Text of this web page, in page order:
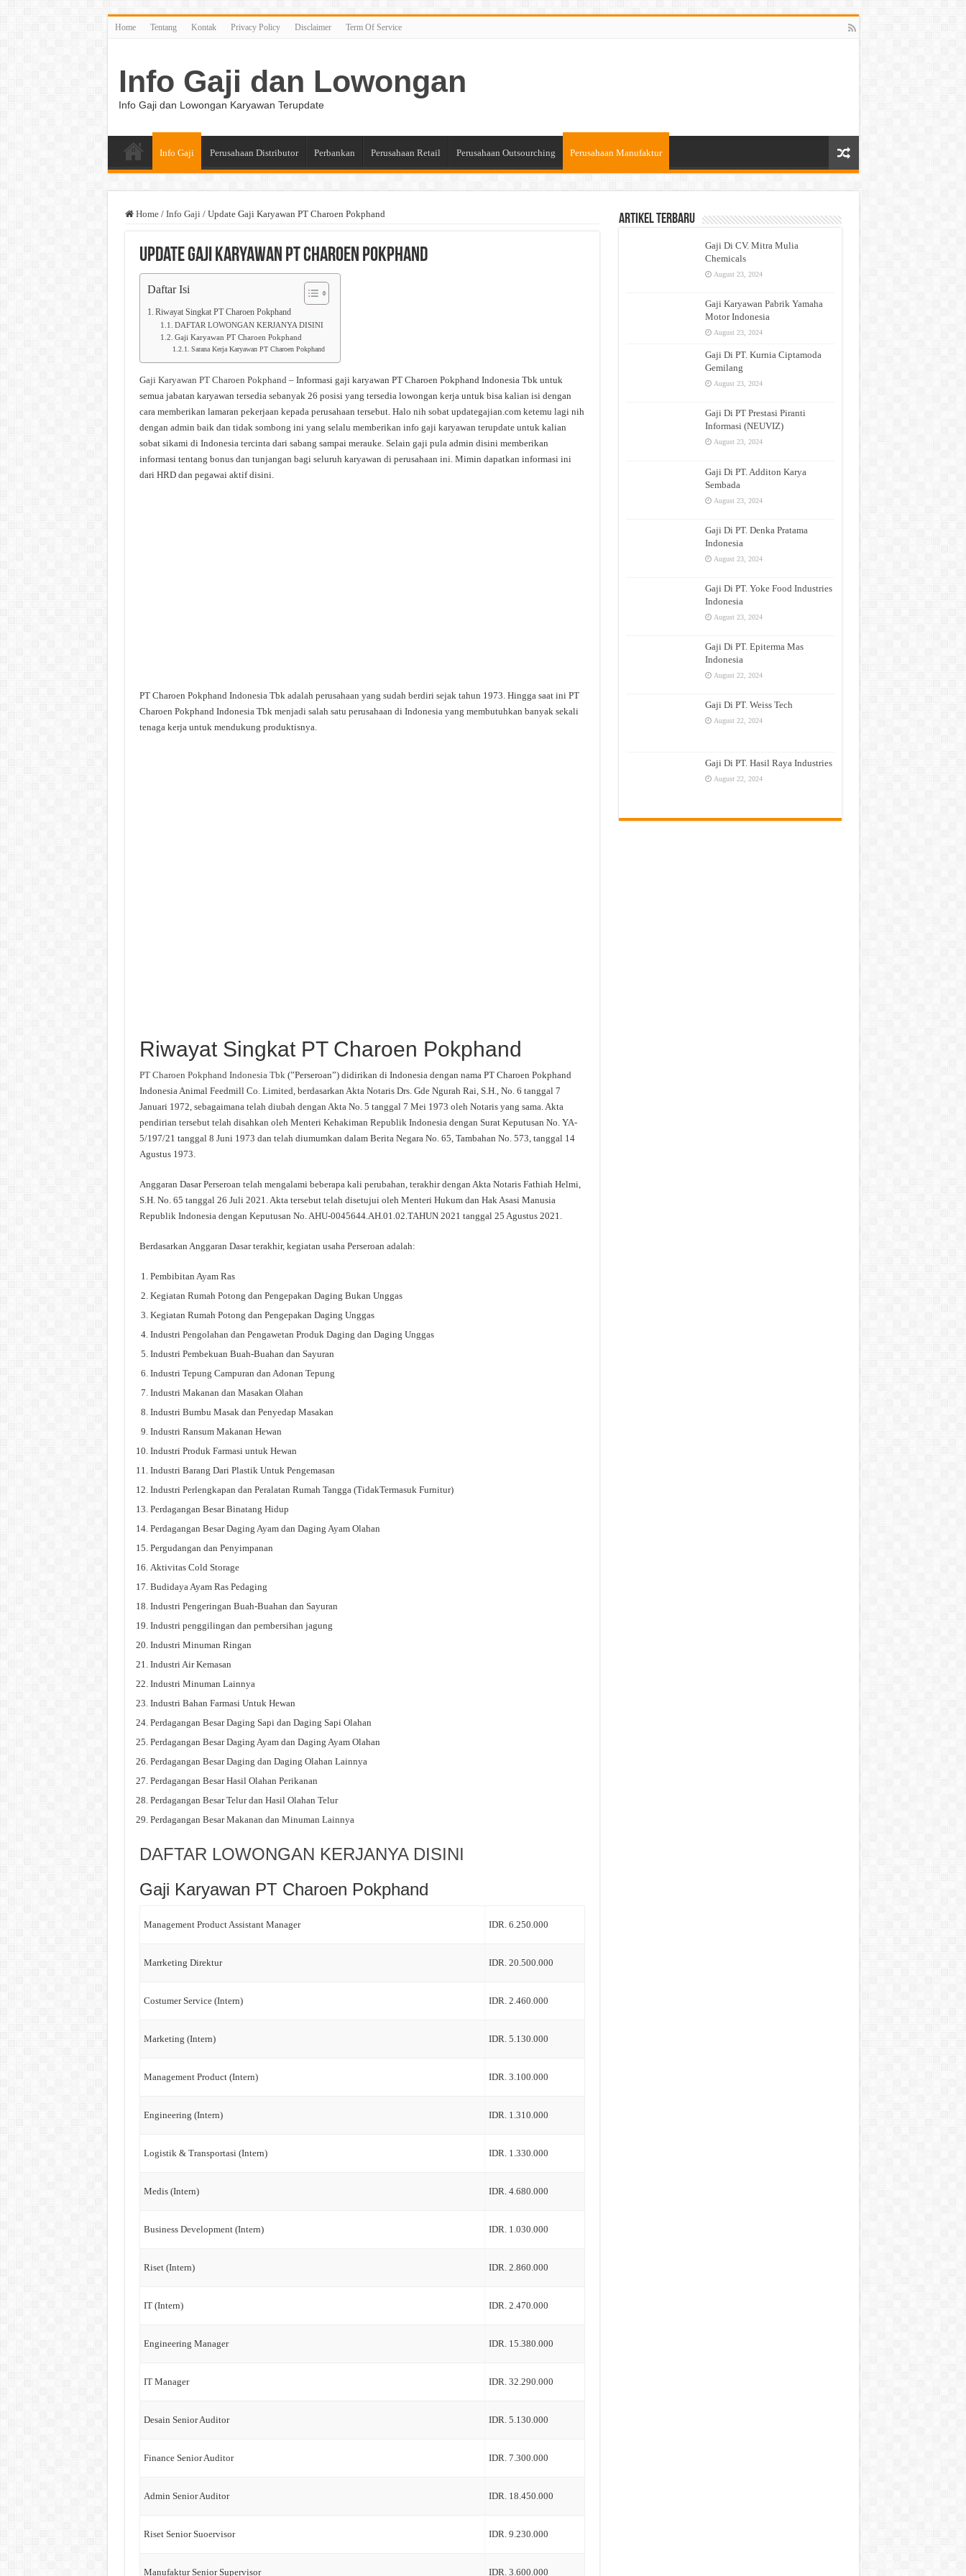
Home Tentang Kontak Privacy Policy Disclaimer Term Of Service
Info Gaji dan Lowongan
Info Gaji dan Lowongan Karyawan Terupdate
Info Gaji Perusahaan Distributor Perbankan Perusahaan Retail Perusahaan Outsourching Perusahaan Manufaktur
Home / Info Gaji / Update Gaji Karyawan PT Charoen Pokphand
Update Gaji Karyawan PT Charoen Pokphand
Daftar Isi
Riwayat Singkat PT Charoen Pokphand
DAFTAR LOWONGAN KERJANYA DISINI
Gaji Karyawan PT Charoen Pokphand
Sarana Kerja Karyawan PT Charoen Pokphand
Gaji Karyawan PT Charoen Pokphand– Informasi gaji karyawan PT Charoen Pokphand Indonesia Tbk untuk
semua jabatan karyawan tersedia sebanyak 26 posisi yang tersedia lowongan kerja untuk bisa kalian isi dengan
cara memberikan lamaran pekerjaan kepada perusahaan tersebut. Halo nih sobat updategajian.com ketemu lagi nih
dengan admin baik dan tidak sombong ini yang selalu memberikan info gaji karyawan terupdate untuk kalian
sobat sikami di Indonesia tercinta dari sabang sampai merauke. Selain gaji pula admin disini memberikan
informasi tentang bonus dan tunjangan bagi seluruh karyawan di perusahaan ini. Mimin dapatkan informasi ini
dari HRD dan pegawai aktif disini.
PT Charoen Pokphand Indonesia Tbk adalah perusahaan yang sudah berdiri sejak tahun 1973. Hingga saat ini PT
Charoen Pokphand Indonesia Tbk menjadi salah satu perusahaan di Indonesia yang membutuhkan banyak sekali
tenaga kerja untuk mendukung produktisnya.
Riwayat Singkat PT Charoen Pokphand
PT Charoen Pokphand Indonesia Tbk(”Perseroan”) didirikan di Indonesia dengan nama PT Charoen Pokphand
Indonesia Animal Feedmill Co. Limited, berdasarkan Akta Notaris Drs. Gde Ngurah Rai, S.H., No. 6 tanggal 7
Januari 1972, sebagaimana telah diubah dengan Akta No. 5 tanggal 7 Mei 1973 oleh Notaris yang sama. Akta
pendirian tersebut telah disahkan oleh Menteri Kehakiman Republik Indonesia dengan Surat Keputusan No. YA-
5/197/21 tanggal 8 Juni 1973 dan telah diumumkan dalam Berita Negara No. 65, Tambahan No. 573, tanggal 14
Agustus 1973.
Anggaran Dasar Perseroan telah mengalami beberapa kali perubahan, terakhir dengan Akta Notaris Fathiah Helmi,
S.H. No. 65 tanggal 26 Juli 2021. Akta tersebut telah disetujui oleh Menteri Hukum dan Hak Asasi Manusia
Republik Indonesia dengan Keputusan No. AHU-0045644.AH.01.02.TAHUN 2021 tanggal 25 Agustus 2021.
Berdasarkan Anggaran Dasar terakhir, kegiatan usaha Perseroan adalah:
Pembibitan Ayam Ras
Kegiatan Rumah Potong dan Pengepakan Daging Bukan Unggas
Kegiatan Rumah Potong dan Pengepakan Daging Unggas
Industri Pengolahan dan Pengawetan Produk Daging dan Daging Unggas
Industri Pembekuan Buah-Buahan dan Sayuran
Industri Tepung Campuran dan Adonan Tepung
Industri Makanan dan Masakan Olahan
Industri Bumbu Masak dan Penyedap Masakan
Industri Ransum Makanan Hewan
Industri Produk Farmasi untuk Hewan
Industri Barang Dari Plastik Untuk Pengemasan
Industri Perlengkapan dan Peralatan Rumah Tangga (TidakTermasuk Furnitur)
Perdagangan Besar Binatang Hidup
Perdagangan Besar Daging Ayam dan Daging Ayam Olahan
Pergudangan dan Penyimpanan
Aktivitas Cold Storage
Budidaya Ayam Ras Pedaging
Industri Pengeringan Buah-Buahan dan Sayuran
Industri penggilingan dan pembersihan jagung
Industri Minuman Ringan
Industri Air Kemasan
Industri Minuman Lainnya
Industri Bahan Farmasi Untuk Hewan
Perdagangan Besar Daging Sapi dan Daging Sapi Olahan
Perdagangan Besar Daging Ayam dan Daging Ayam Olahan
Perdagangan Besar Daging dan Daging Olahan Lainnya
Perdagangan Besar Hasil Olahan Perikanan
Perdagangan Besar Telur dan Hasil Olahan Telur
Perdagangan Besar Makanan dan Minuman Lainnya
DAFTAR LOWONGAN KERJANYA DISINI
Gaji Karyawan PT Charoen Pokphand
Management Product Assistant Manager IDR. 6.250.000
Marrketing Direktur IDR. 20.500.000
Costumer Service (Intern) IDR. 2.460.000
Marketing (Intern) IDR. 5.130.000
Management Product (Intern) IDR. 3.100.000
Engineering (Intern) IDR. 1.310.000
Logistik & Transportasi (Intern) IDR. 1.330.000
Medis (Intern) IDR. 4.680.000
Business Development (Intern) IDR. 1.030.000
Riset (Intern) IDR. 2.860.000
IT (Intern) IDR. 2.470.000
Engineering Manager IDR. 15.380.000
IT Manager IDR. 32.290.000
Desain Senior Auditor IDR. 5.130.000
Finance Senior Auditor IDR. 7.300.000
Admin Senior Auditor IDR. 18.450.000
Riset Senior Suoervisor IDR. 9.230.000
Manufaktur Senior Supervisor IDR. 3.600.000
Artikel Terbaru
Gaji Di CV. Mitra Mulia
Chemicals
August 23, 2024
Gaji Karyawan Pabrik Yamaha
Motor Indonesia
August 23, 2024
Gaji Di PT. Kurnia Ciptamoda
Gemilang
August 23, 2024
Gaji Di PT Prestasi Piranti
Informasi (NEUVIZ)
August 23, 2024
Gaji Di PT. Additon Karya
Sembada
August 23, 2024
Gaji Di PT. Denka Pratama
Indonesia
August 23, 2024
Gaji Di PT. Yoke Food Industries
Indonesia
August 23, 2024
Gaji Di PT. Epiterma Mas
Indonesia
August 22, 2024
Gaji Di PT. Weiss Tech
August 22, 2024
Gaji Di PT. Hasil Raya Industries
August 22, 2024